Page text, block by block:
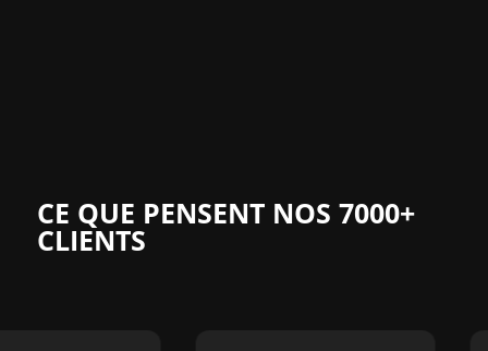
CE QUE PENSENT NOS 7000+
CLIENTS